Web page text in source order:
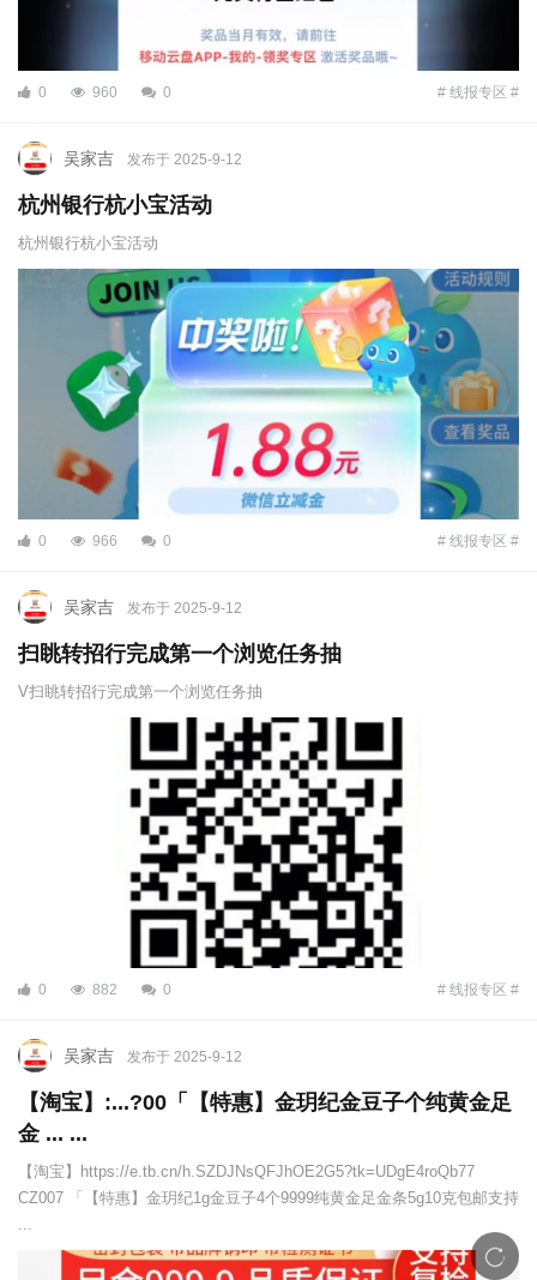
0 960 0 # 线报专区 #
吴家吉 发布于 2025-9-12
杭州银行杭小宝活动
杭州银行杭小宝活动
0 966 0 # 线报专区 #
吴家吉 发布于 2025-9-12
扫眺转招行完成第一个浏览任务抽
V扫眺转招行完成第一个浏览任务抽
0 882 0 # 线报专区 #
吴家吉 发布于 2025-9-12
【淘宝】:...?00「【特惠】金玥纪金豆子个纯黄金足
金 ... ...
【淘宝】https://e.tb.cn/h.SZDJNsQFJhOE2G5?tk=UDgE4roQb77
CZ007 「【特惠】金玥纪1g金豆子4个9999纯黄金足金条5g10克包邮支持
...